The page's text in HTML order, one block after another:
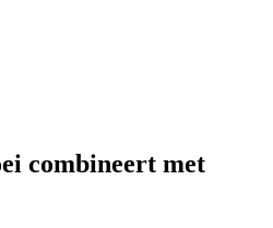
combineert met